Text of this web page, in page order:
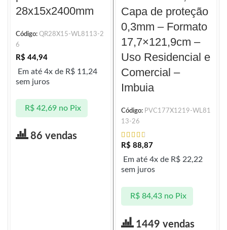
28x15x2400mm
Código: QR28X15-WL8113-2
6
R$ 44,94
Em até 4x de R$ 11,24
sem juros
R$42,69 no Pix
86 vendas
Capa de proteção
0,3mm – Formato
17,7×121,9cm –
Uso Residencial e
Comercial –
Imbuia
Código: PVC177X1219-WL81
13-26
R$ 88,87
Em até 4x de R$ 22,22
sem juros
R$84,43 no Pix
1449 vendas